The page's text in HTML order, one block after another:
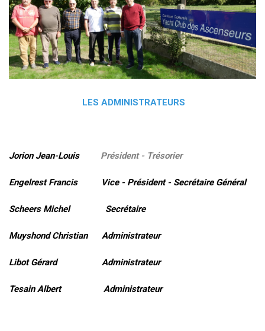
LES ADMINISTRATEURS
Jorion Jean-Louis Président - Trésorier
Engelrest Francis Vice - Président - Secrétaire Général
Scheers Michel Secrétaire
Muyshond Christian Administrateur
Libot Gérard Administrateur
Tesain Albert Administrateur